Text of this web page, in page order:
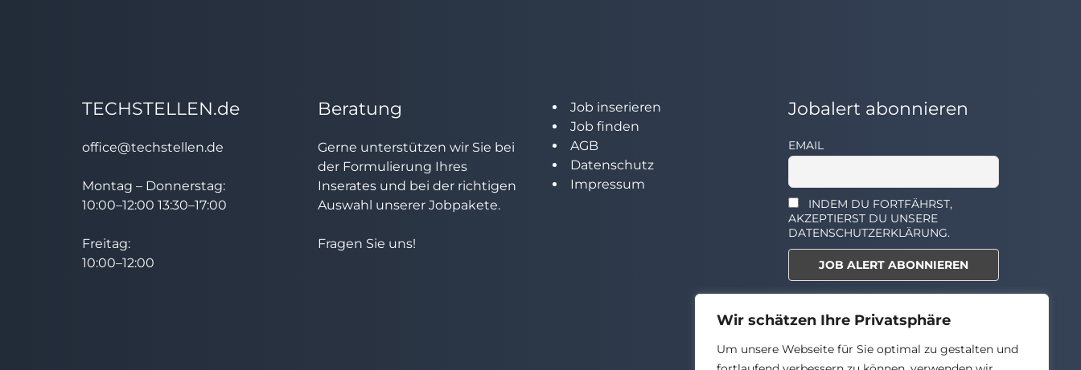
Wir schätzen Ihre Privatsphäre
Um unsere Webseite für Sie optimal zu gestalten und
TECHSTELLEN.de
office@techstellen.de
Montag – Donnerstag:
10:00–12:00 13:30–17:00
Freitag:
10:00–12:00
Beratung
Gerne unterstützen wir Sie bei
der Formulierung Ihres
Inserates und bei der richtigen
Auswahl unserer Jobpakete.
Fragen Sie uns!
Job inserieren
Job finden
AGB
Datenschutz
Impressum
Jobalert abonnieren
EMAIL
INDEM DU FORTFÄHRST,
AKZEPTIERST DU UNSERE
DATENSCHUTZERKLÄRUNG.
Select the widget you want to